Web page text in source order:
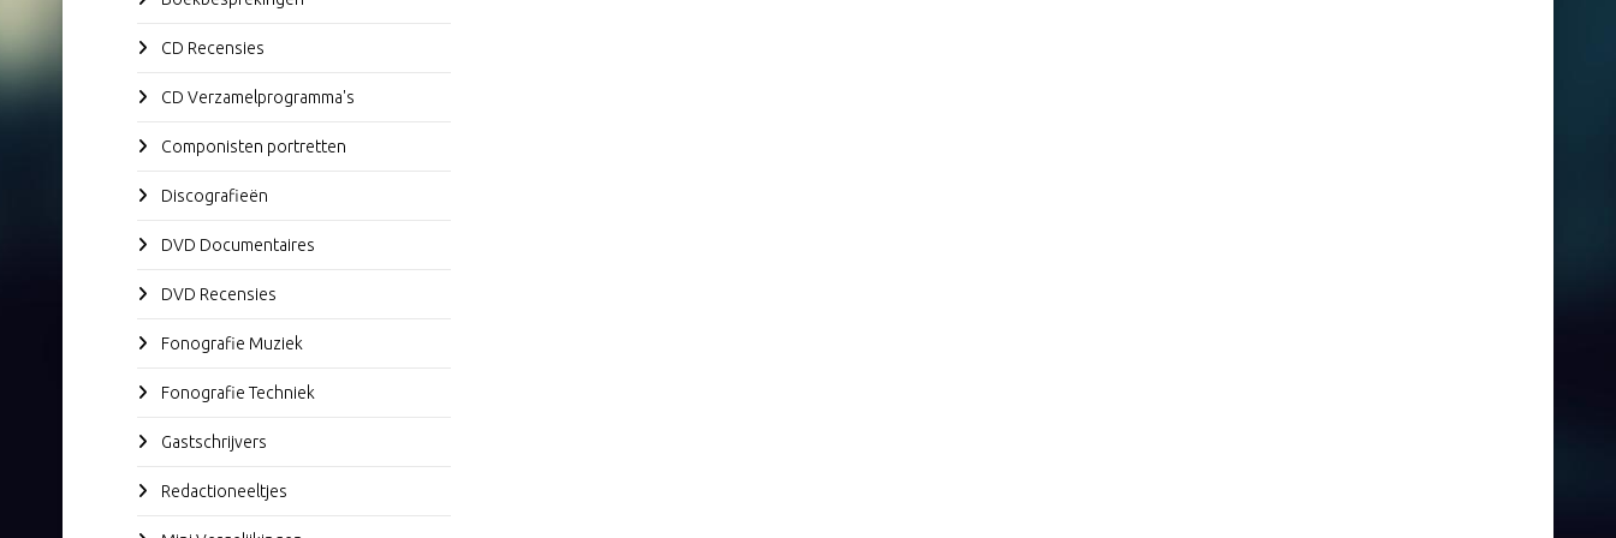
CD Recensies
CD Verzamelprogramma's
Componisten portretten
Discografieën
DVD Documentaires
DVD Recensies
Fonografie Muziek
Fonografie Techniek
Gastschrijvers
Redactioneeltjes